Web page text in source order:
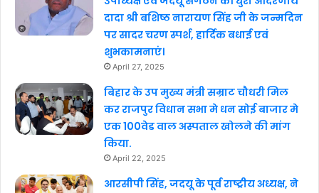
दादा श्री बशिष्ठ नारायण सिंह जी के जन्मदिन
पर सादर चरण स्पर्श, हार्दिक बधाई एवं
शुभकामनाएं।
April 27, 2025
बिहार के उप मुख्य मंत्री सम्राट चौधरी मिल
कर राजपुर विधान सभा मे धन सोई बाजार मे
एक 100वेड वाल अस्पताल खोलने की मांग
किया.
April 22, 2025
आरसीपी सिंह, जदयू के पूर्व राष्ट्रीय अध्यक्ष, ने